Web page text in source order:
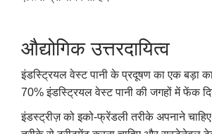
औद्योगिक उत्तरदायित्व
इंडस्ट्रियल वेस्ट पानी के प्रदूषण का एक बड़ा
70% इंडस्ट्रियल वेस्ट पानी की जगहों में फेंक
इंडस्ट्रीज़ को इको-फ्रेंडली तरीके अपनाने